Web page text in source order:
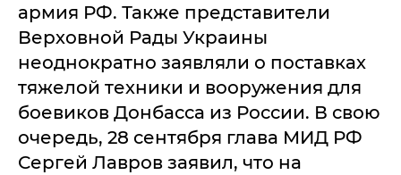
армия РФ. Также представители
Верховной Рады Украины
неоднократно заявляли о поставках
тяжелой техники и вооружения для
боевиков Донбасса из России. В свою
очередь, 28 сентября глава МИД РФ
Сергей Лавров заявил, что на